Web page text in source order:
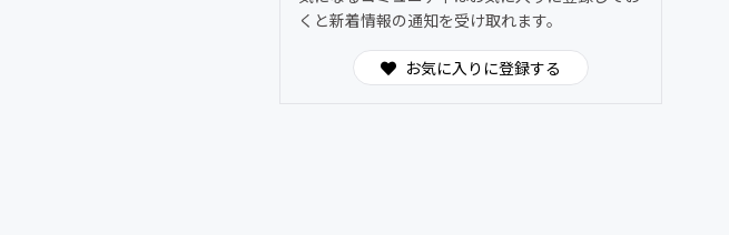
くと新着情報の通知を受け取れます。
お気に入りに登録する